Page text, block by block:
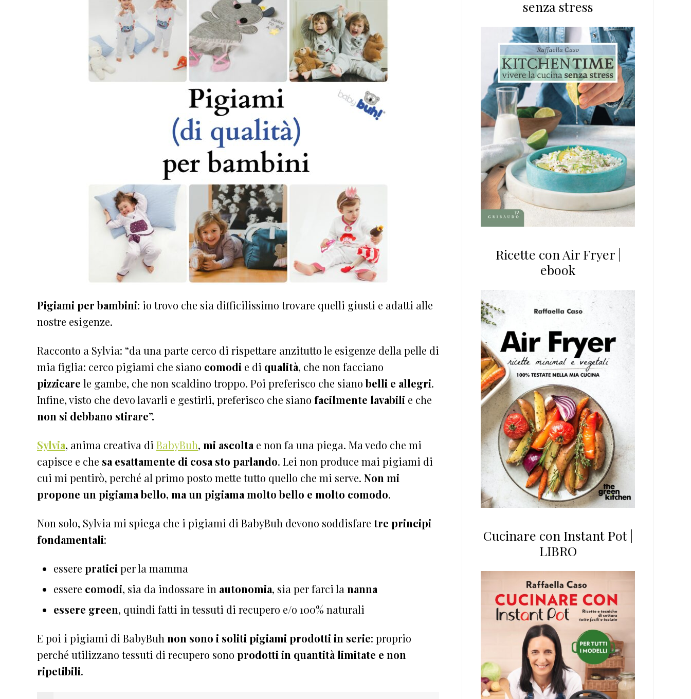
Pigiami per bambini: io trovo che sia difficilissimo trovare quelli giusti e adatti alle
nostre esigenze.
Racconto a Sylvia: “da una parte cerco di rispettare anzitutto le esigenze della pelle di
mia figlia: cerco pigiami che siano comodi e di qualità, che non facciano
pizzicare le gambe, che non scaldino troppo. Poi preferisco che sianobelli e allegri.
Infine, visto che devo lavarli e gestirli, preferisco che siano facilmente lavabili e che
non si debbano stirare”.
Sylvia, anima creativa di BabyBuh, mi ascolta e non fa una piega. Ma vedo che mi
capisce e che sa esattamente di cosa sto parlando. Lei non produce mai pigiami di
cui mi pentirò, perché al primo posto mette tutto quello che mi serve. Non mi
propone un pigiama bello, ma un pigiama molto bello e molto comodo.
Non solo, Sylvia mi spiega che i pigiami di BabyBuh devono soddisfare tre principi
fondamentali:
essere pratici per la mamma
essere comodi, sia da indossare in autonomia, sia per farci la nanna
essere green, quindi fatti in tessuti di recupero e/o 100% naturali
E poi i pigiami di BabyBuh non sono i soliti pigiami prodotti in serie: proprio
perché utilizzano tessuti di recupero sono prodotti in quantità limitate e non
ripetibili.
senza stress
Ricette con Air Fryer |
ebook
Cucinare con Instant Pot |
LIBRO